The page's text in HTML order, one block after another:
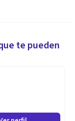
te pueden